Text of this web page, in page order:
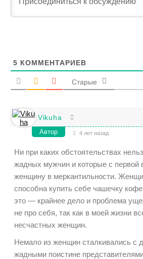
5 КОММЕНТАРИЕВ
Старые
Vikuha
Автор 4 лет назад
Ни при каких обстоятельствах
жадных мужчин и которые с первой
женщину в меркантильности.
способна купить себе чашечку
это — крайнее дело и проблема
не про себя, так как в моей жизни
несчастных женщин.
Немало из женщин сталкивались с
жадными поистине